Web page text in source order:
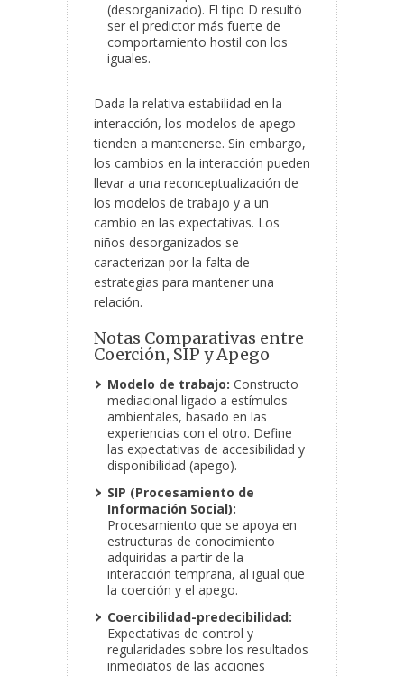
(desorganizado). El tipo D resultó
ser el predictor más fuerte de
comportamiento hostil con los
iguales.
Dada la relativa estabilidad en la
interacción, los modelos de apego
tienden a mantenerse. Sin embargo,
los cambios en la interacción pueden
llevar a una reconceptualización de
los modelos de trabajo y a un
cambio en las expectativas. Los
niños desorganizados se
caracterizan por la falta de
estrategias para mantener una
relación.
Notas Comparativas entre
Coerción, SIP y Apego
Modelo de trabajo: Constructo
mediacional ligado a estímulos
ambientales, basado en las
experiencias con el otro. Define
las expectativas de accesibilidad y
disponibilidad (apego).
SIP (Procesamiento de
Información Social):
Procesamiento que se apoya en
estructuras de conocimiento
adquiridas a partir de la
interacción temprana, al igual que
la coerción y el apego.
Coercibilidad-predecibilidad:
Expectativas de control y
regularidades sobre los resultados
inmediatos de las acciones